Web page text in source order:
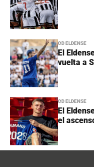
CD ELDENSE
El
vuelta a
CD ELDENSE
El
el